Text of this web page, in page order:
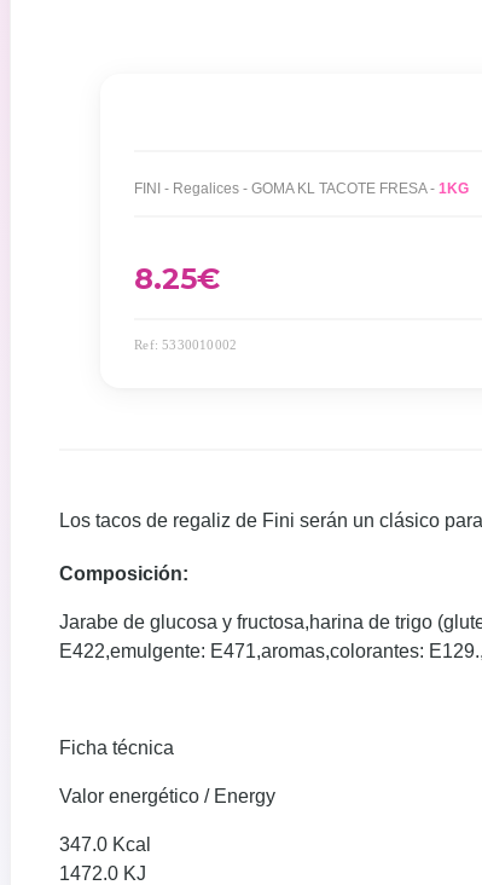
FINI - Regalices - GOMA KL TACOTE FRESA -1KG
8.25€
Ref: 5330010002
Los tacos de regaliz de Fini serán un clásico
Composición:
Jarabe de glucosa y fructosa,harina de trigo
E422,emulgente: E471,aromas,colorantes:
Ficha técnica
Valor energético / Energy
347.0 Kcal
1472.0 KJ